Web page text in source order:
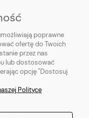
do biegania|Bluzy do
|Kamizelki do
poprawne
ofertę do Twoich
przez nas
lub dostosować
opcję "Dostosuj
Polityce